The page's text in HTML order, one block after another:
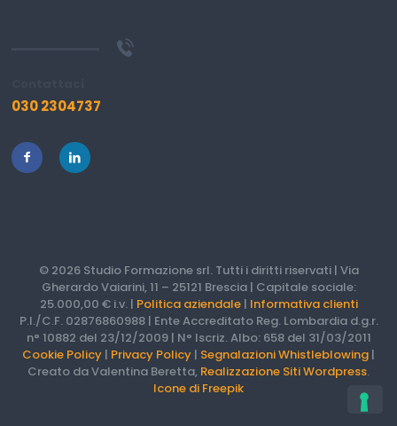
030 2304737
© 2026 Studio Formazione srl. Tutti i diritti riservati | Via
Gherardo Vaiarini, 11 – 25121 Brescia | Capitale sociale:
25.000,00 € i.v. | Politica aziendale| Informativa clienti
P.I./C.F. 02876860988 | Ente Accreditato Reg. Lombardia d.g.r.
n° 10882 del 23/12/2009 | N° Iscriz. Albo: 658 del 31/03/2011
Cookie Policy | Privacy Policy | Segnalazioni Whistleblowing |
Creato da Valentina Beretta, Realizzazione Siti Wordpress.
Icone di Freepik